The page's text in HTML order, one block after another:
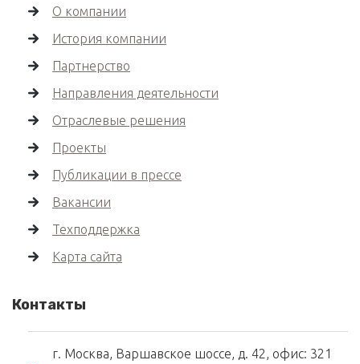
О компании
История компании
Партнерство
Направления деятельности
Отраслевые решения
Проекты
Публикации в прессе
Вакансии
Техподдержка
Карта сайта
Контакты
г. Москва, Варшавское шоссе, д. 42, офис: 321